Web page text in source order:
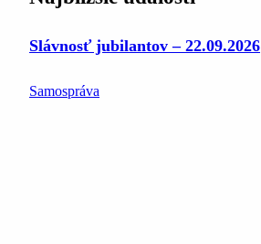
Slávnosť jubilantov – 22.09.2026
Samospráva